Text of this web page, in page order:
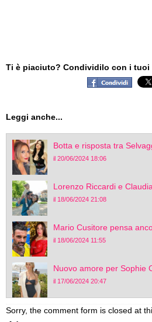
Ti è piaciuto? Condividilo con i tuoi
Leggi anche...
Botta e risposta tra
il 20/06/2024 18:06
Lorenzo Riccardi e
il 18/06/2024 21:08
Mario Cusitore pensa
il 18/06/2024 11:55
Nuovo amore per Sophie
il 17/06/2024 20:47
Sorry, the comment form is closed at